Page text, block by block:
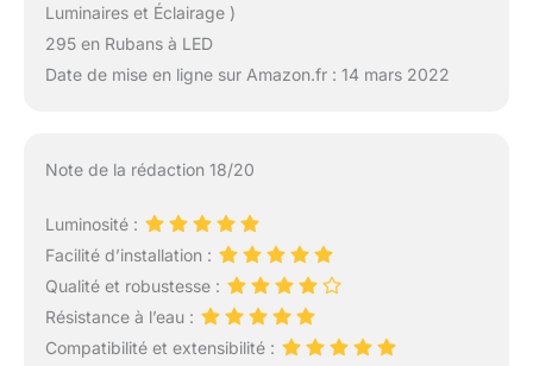
Luminaires et Éclairage )
295 en Rubans à LED
Date de mise en ligne sur Amazon.fr : 14 mars 2022
Note de la rédaction 18/20
Luminosité :
Facilité d’installation :
Qualité et robustesse :
Résistance à l’eau :
Compatibilité et extensibilité :